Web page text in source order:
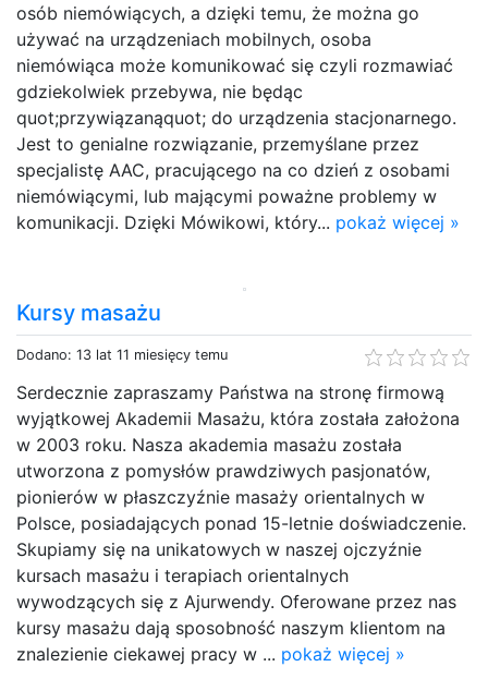
osób niemówiących, a dzięki temu, że można go
używać na urządzeniach mobilnych, osoba
niemówiąca może komunikować się czyli rozmawiać
gdziekolwiek przebywa, nie będąc
quot;przywiązanąquot; do urządzenia stacjonarnego.
Jest to genialne rozwiązanie, przemyślane przez
specjalistę AAC, pracującego na co dzień z osobami
niemówiącymi, lub mającymi poważne problemy w
komunikacji. Dzięki Mówikowi, który... pokaż więcej »
Kursy masażu
Dodano: 13 lat 11 miesięcy temu
Serdecznie zapraszamy Państwa na stronę firmową
wyjątkowej Akademii Masażu, która została założona
w 2003 roku. Nasza akademia masażu została
utworzona z pomysłów prawdziwych pasjonatów,
pionierów w płaszczyźnie masaży orientalnych w
Polsce, posiadających ponad 15-letnie doświadczenie.
Skupiamy się na unikatowych w naszej ojczyźnie
kursach masażu i terapiach orientalnych
wywodzących się z Ajurwendy. Oferowane przez nas
kursy masażu dają sposobność naszym klientom na
znalezienie ciekawej pracy w ... pokaż więcej »